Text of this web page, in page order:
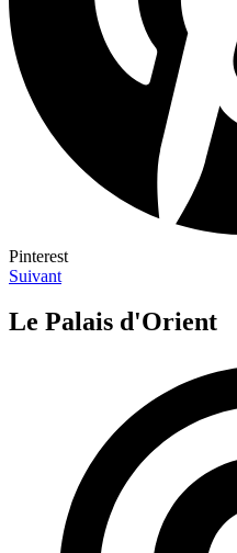
Pinterest
Suivant
Le Palais d'Orient